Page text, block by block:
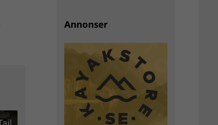
Annonser